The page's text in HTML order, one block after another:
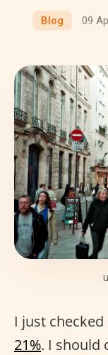
Blog 09
I just
21%. I should